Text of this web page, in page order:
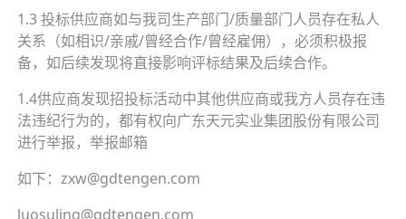
1.3 投标供应商如与我司生产部门/质量部门人员存在私人
关系（如相识/亲戚/曾经合作/曾经雇佣），必须积极报
备，如后续发现将直接影响评标结果及后续合作。
1.4供应商发现招投标活动中其他供应商或我方人员存在违
法违纪行为的，都有权向广东天元实业集团股份有限公司
进行举报，举报邮箱
如下：zxw@gdtengen.com
luosuling@gdtengen.com